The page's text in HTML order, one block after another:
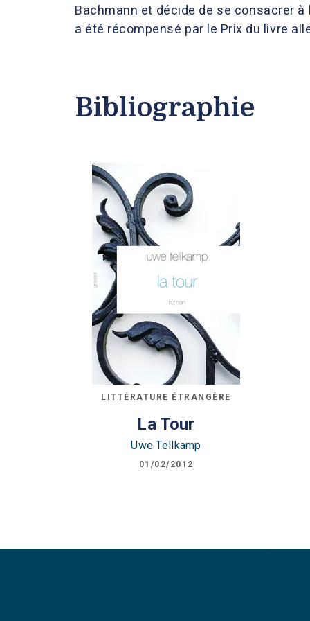
Bachmann et décide de se consacrer à
a été récompensé par le Prix du livre
Bibliographie
LITTÉRATURE ÉTRANGÈRE
La Tour
Uwe Tellkamp
01/02/2012